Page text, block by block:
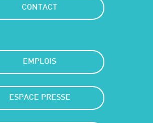
CONTACT
EMPLOIS
ESPACE PRESSE